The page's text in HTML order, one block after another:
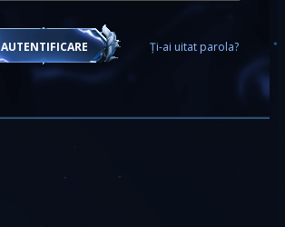
AUTENTIFICARE Ți-ai uitat parola?